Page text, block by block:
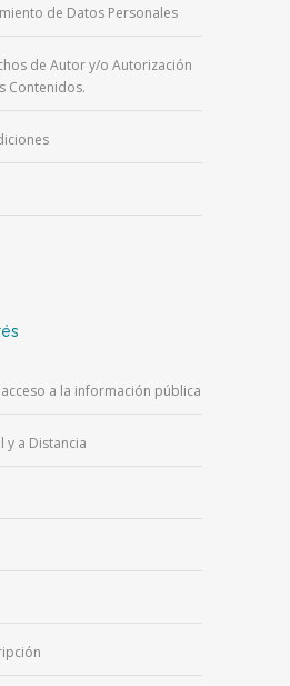
de Datos Personales
de Autor y/o Autorización
Contenidos.
a la información pública
y a Distancia